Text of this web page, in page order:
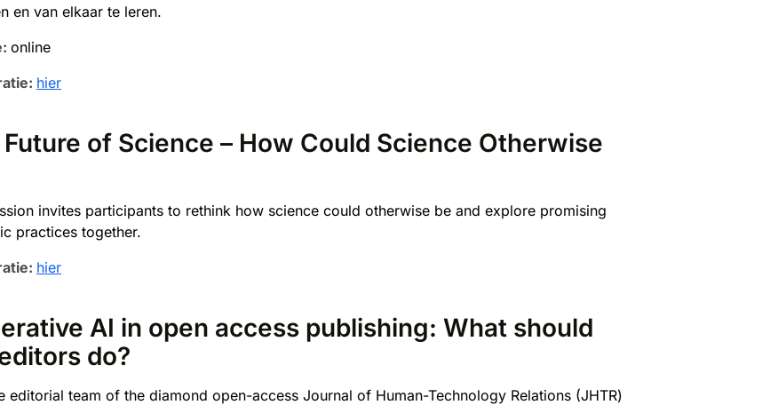
en van elkaar te leren.
online
hier
of Science – How Could Science Otherwise
invites participants to rethink how science could otherwise be and explore promising
practices together.
hier
AI in open access publishing: What should
do?
editorial team of the diamond open-access Journal of Human-Technology Relations (JHTR)